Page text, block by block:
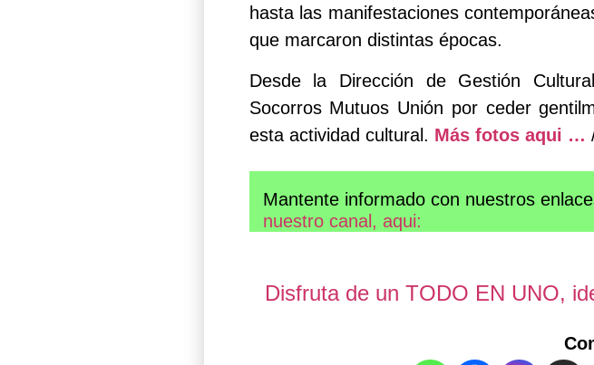
hasta las manifestaciones
que marcaron distintas épocas.
Desde la Dirección de Gestión
Socorros Mutuos Unión por ceder
esta actividad cultural. Más fotos aqui …
Mantente informado con nuestros
nuestro canal, aqui:
Disfruta de un TODO EN UNO,